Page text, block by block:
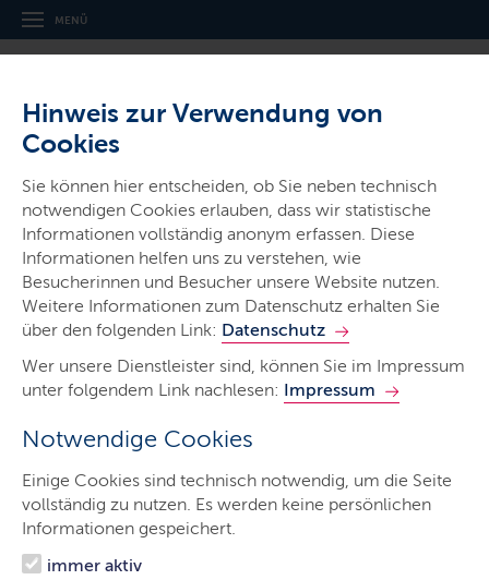
Hinweis zur Verwendung von
Cookies
Sie können hier entscheiden, ob Sie neben technisch
notwendigen Cookies erlauben, dass wir statistische
Informationen vollständig anonym erfassen. Diese
Informationen helfen uns zu verstehen, wie
Besucherinnen und Besucher unsere Website nutzen.
Weitere Informationen zum Datenschutz erhalten Sie
über den folgenden Link: Datenschutz
Wer unsere Dienstleister sind, können Sie im Impressum
unter folgendem Link nachlesen: Impressum
Notwendige Cookies
Einige Cookies sind technisch notwendig, um die Seite
vollständig zu nutzen. Es werden keine persönlichen
Informationen gespeichert.
immer aktiv
MENÜ
Ministerium für Soziales, Jugend,
Familie, Senioren, Integration und
Gleichstellung
Ministerien & Behörden
Start
Ministerin
Ministerium
Themen